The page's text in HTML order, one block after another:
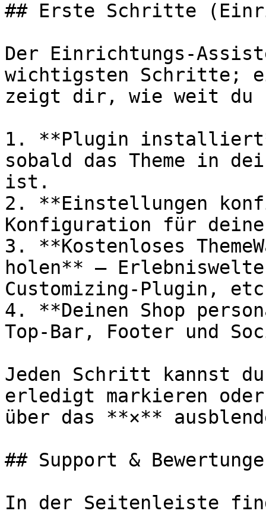
## Erste Schritte
Der Einrichtungs-
wichtigsten Schritte;
zeigt dir, wie weit
1. **Plugin
sobald das Theme in
ist.
2. **Einstellungen
Konfiguration für
3. **Kostenloses
holen** —
Customizing-Plugin,
4. **Deinen Shop
Top-Bar, Footer und
Jeden Schritt kannst
erledigt markieren
über das **×**
## Support &
In der Seitenleiste